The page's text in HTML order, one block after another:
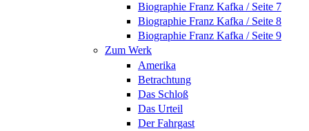
Biographie Franz Kafka / Seite 7
Biographie Franz Kafka / Seite 8
Biographie Franz Kafka / Seite 9
Zum Werk
Amerika
Betrachtung
Das Schloß
Das Urteil
Der Fahrgast